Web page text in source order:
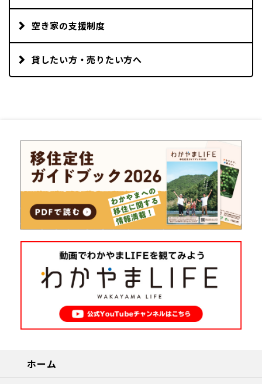
空き家の支援制度
貸したい方・売りたい方へ
ホーム